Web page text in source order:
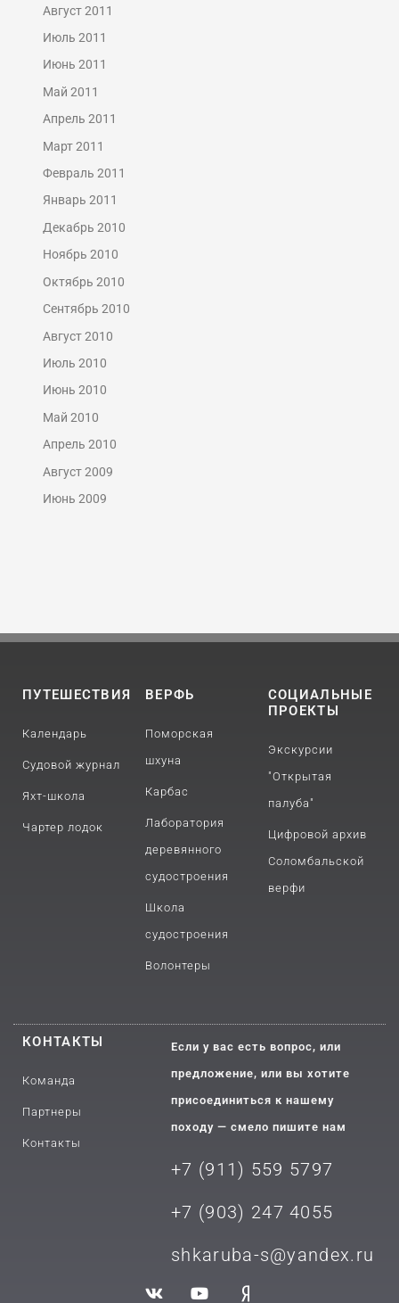
Август 2011
Июль 2011
Июнь 2011
Май 2011
Апрель 2011
Март 2011
Февраль 2011
Январь 2011
Декабрь 2010
Ноябрь 2010
Октябрь 2010
Сентябрь 2010
Август 2010
Июль 2010
Июнь 2010
Май 2010
Апрель 2010
Август 2009
Июнь 2009
ПУТЕШЕСТВИЯ
Календарь
Судовой журнал
Яхт-школа
Чартер лодок
ВЕРФЬ
Поморская
шхуна
Карбас
Лаборатория
деревянного
судостроения
Школа
судостроения
Волонтеры
СОЦИАЛЬНЫЕ
ПРОЕКТЫ
Экскурсии
"Открытая
палуба"
Цифровой архив
Соломбальской
верфи
КОНТАКТЫ
Команда
Партнеры
Контакты
Если у вас есть вопрос, или
предложение, или вы хотите
присоединиться к нашему
походу — смело пишите нам
+7 (911) 559 5797
+7 (903) 247 4055
shkaruba-s@yandex.ru
k
o
Y
a